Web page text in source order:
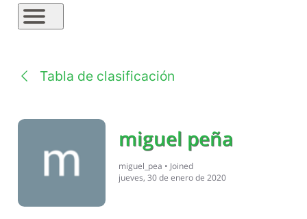
Tabla de clasificación
miguel peña
miguel_pea • Joined
jueves, 30 de enero de 2020